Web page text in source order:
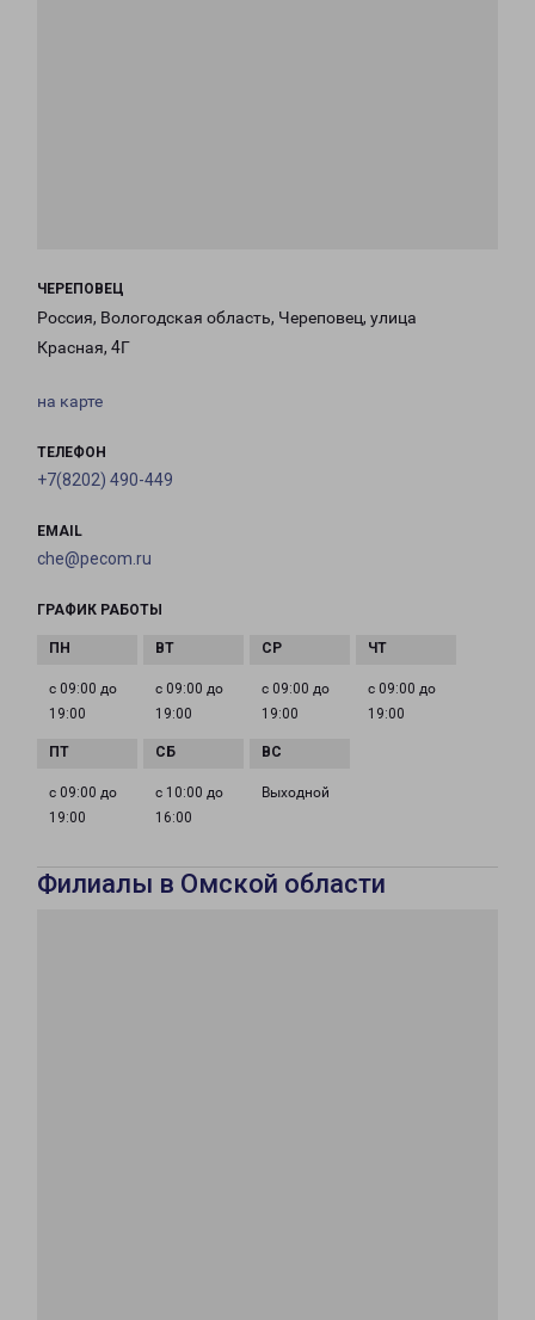
ЧЕРЕПОВЕЦ
Россия, Вологодская область, Череповец, улица
Красная, 4Г
на карте
ТЕЛЕФОН
+7(8202) 490-449
EMAIL
che@pecom.ru
ГРАФИК РАБОТЫ
с 09:00 до
19:00
с 09:00 до
19:00
с 09:00 до
19:00
с 09:00 до
19:00
с 09:00 до
19:00
с 10:00 до
16:00
Выходной
Филиалы в Омской области